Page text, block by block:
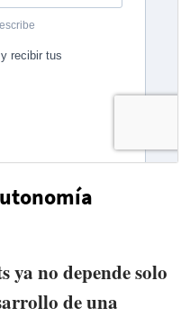
ya no depende solo
de una